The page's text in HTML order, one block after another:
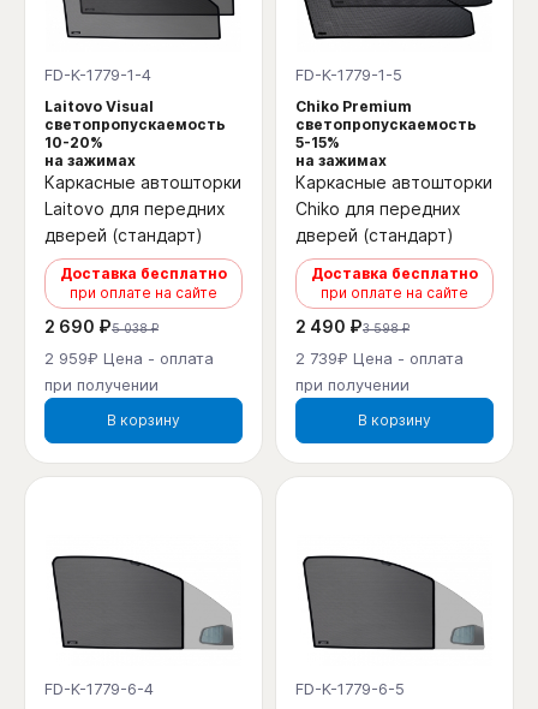
FD-K-1779-1-4
Laitovo Visual
светопропускаемость
10-20%
на зажимах
Каркасные автошторки
Laitovo для передних
дверей (стандарт)
Доставка бесплатно
при оплате на сайте
2 690 ₽5 038 ₽
2 959₽ Цена - оплата
при получении
В корзину
FD-K-1779-1-5
Chiko Premium
светопропускаемость
5-15%
на зажимах
Каркасные автошторки
Chiko для передних
дверей (стандарт)
Доставка бесплатно
при оплате на сайте
2 490 ₽3 598 ₽
2 739₽ Цена - оплата
при получении
В корзину
FD-K-1779-6-4 FD-K-1779-6-5